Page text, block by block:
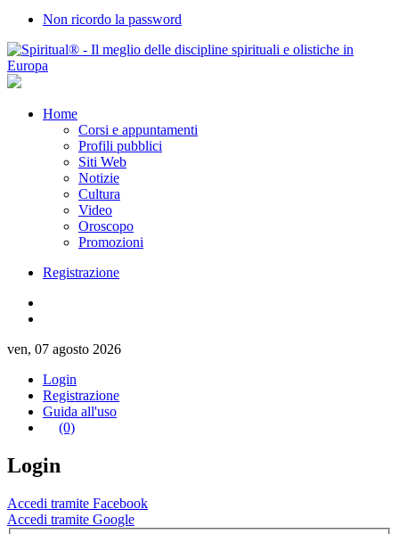
Non ricordo la password
Home
Corsi e appuntamenti
Profili pubblici
Siti Web
Notizie
Cultura
Video
Oroscopo
Promozioni
Registrazione
ven, 07 agosto 2026
Login
Registrazione
Guida all'uso
(0)
Login
Accedi tramite Facebook
Accedi tramite Google